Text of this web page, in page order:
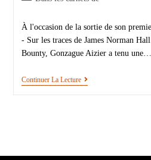
À l'occasion de la sortie de son
- Sur les traces de James Norman
Bounty, Gonzague Aizier a tenu une…
Continuer La Lecture